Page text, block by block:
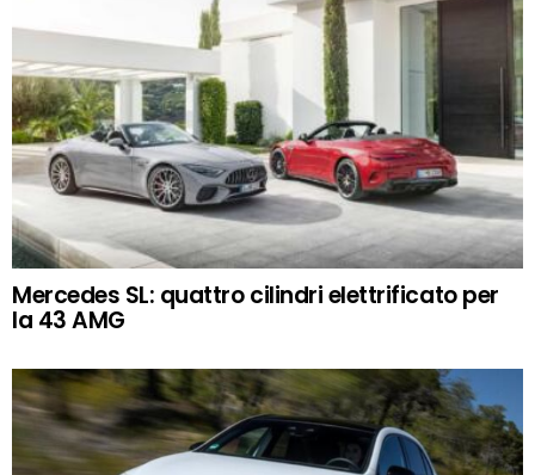
Mercedes SL: quattro cilindri elettrificato per
la 43 AMG